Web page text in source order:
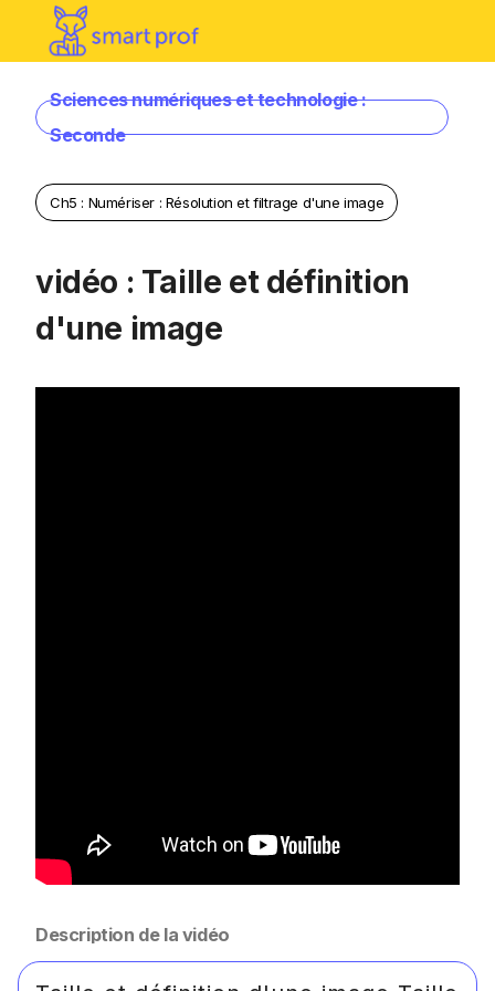
Sciences numériques et technologie :
Seconde
Ch5 : Numériser : Résolution et filtrage d'une image
vidéo : Taille et définition
d'une image
Description de la vidéo